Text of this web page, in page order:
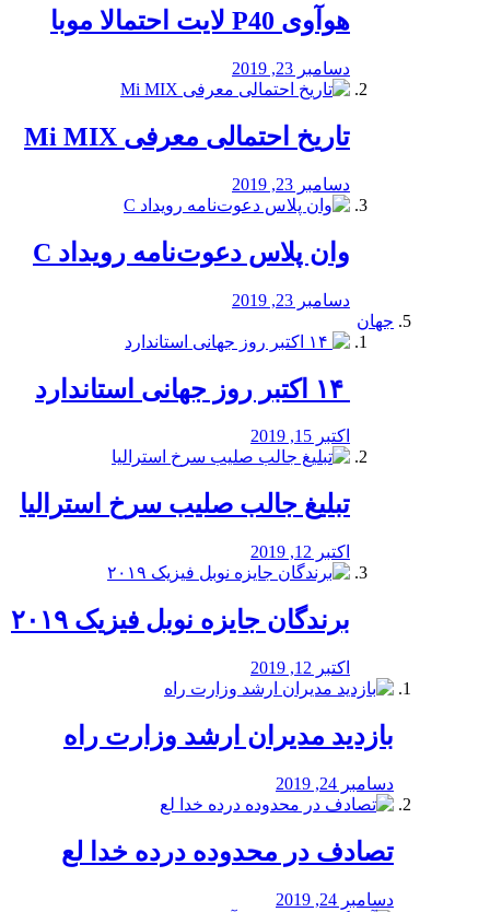
هوآوی P40 لایت احتمالا موبا
دسامبر 23, 2019
تاریخ احتمالی معرفی Mi MIX
دسامبر 23, 2019
وان پلاس دعوت‌نامه رویداد C
دسامبر 23, 2019
جهان
اکتبر 15, 2019
تبلیغ جالب صلیب سرخ استرالیا
اکتبر 12, 2019
برندگان جایزه نوبل فیزیک ۲۰۱۹
اکتبر 12, 2019
بازدید مدیران ارشد وزارت راه
دسامبر 24, 2019
تصادف در محدوده درده خدا لع
دسامبر 24, 2019